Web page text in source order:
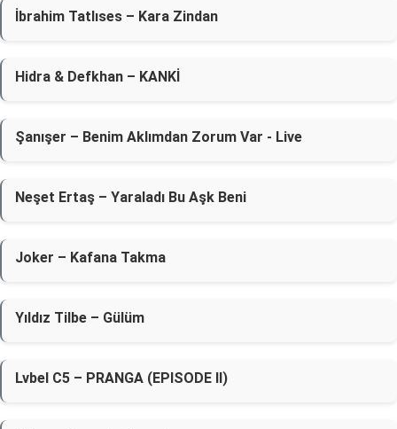
İbrahim Tatlıses – Kara Zindan
Hidra & Defkhan – KANKİ
Şanışer – Benim Aklımdan Zorum Var - Live
Neşet Ertaş – Yaraladı Bu Aşk Beni
Joker – Kafana Takma
Yıldız Tilbe – Gülüm
Lvbel C5 – PRANGA (EPISODE II)